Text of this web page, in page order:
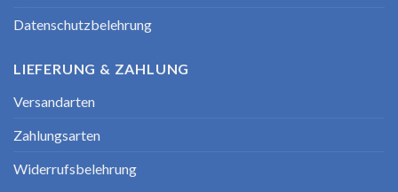
Datenschutzbelehrung
LIEFERUNG & ZAHLUNG
Versandarten
Zahlungsarten
Widerrufsbelehrung